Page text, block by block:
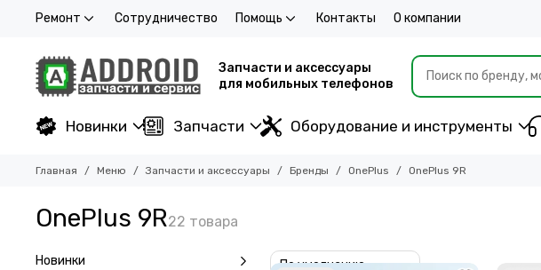
Ремонт Сотрудничество Помощь Контакты О компании
Запчасти и аксессуары
для мобильных телефонов
Новинки Запчасти Оборудование и инструменты
Главная Меню Запчасти и аксессуары Бренды OnePlus OnePlus 9R
OnePlus 9R
Новинки